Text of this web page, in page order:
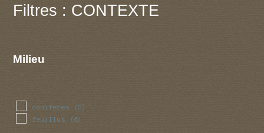
Filtres : CONTEXTE
Milieu
coniferes (5)
feuillus (6)